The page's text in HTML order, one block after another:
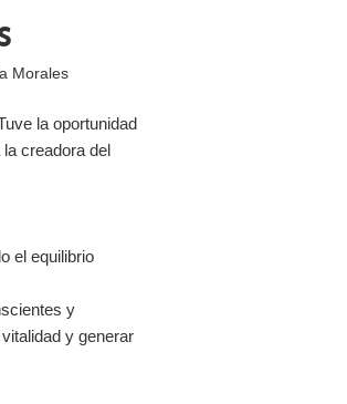
Morales
la oportunidad
creadora del
el equilibrio
y
y generar